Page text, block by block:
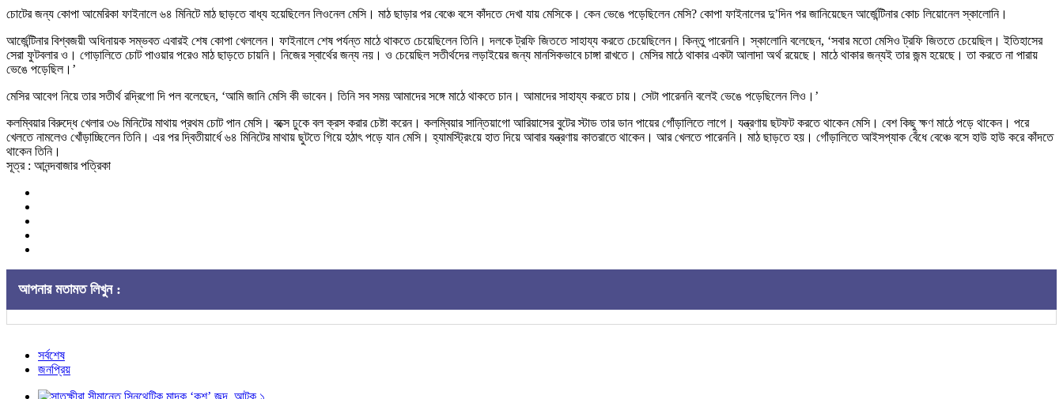
চোটের জন্য কোপা আমেরিকা ফাইনালে ৬৪ মিনিটে মাঠ ছাড়তে বাধ্য হয়েছিলেন লিওনেল মেসি। মাঠ ছাড়ার পর বেঞ্চে বসে কাঁদতে দেখা যায় মেসিকে। কেন ভেঙে পড়েছিলেন মেসি? কোপা ফাইনালের দু’দিন পর জানিয়েছেন আর্জেন্টিনার কোচ লিয়োনেল স্কালোনি।
আর্জেন্টিনার বিশ্বজয়ী অধিনায়ক সম্ভবত এবারই শেষ কোপা খেললেন। ফাইনালে শেষ পর্যন্ত মাঠে থাকতে চেয়েছিলেন তিনি। দলকে ট্রফি জিততে সাহায্য করতে চেয়েছিলেন। কিন্তু পারেননি। স্কালোনি বলেছেন, ‘সবার মতো মেসিও ট্রফি জিততে চেয়েছিল। ইতিহাসের
সেরা ফুটবলার ও। গোড়ালিতে চোট পাওয়ার পরেও মাঠ ছাড়তে চায়নি। নিজের স্বার্থের জন্য নয়। ও চেয়েছিল সতীর্থদের লড়াইয়ের জন্য মানসিকভাবে চাঙ্গা রাখতে। মেসির মাঠে থাকার একটা আলাদা অর্থ রয়েছে। মাঠে থাকার জন্যই তার জন্ম হয়েছে। তা করতে না পারায়
ভেঙে পড়েছিল।’
মেসির আবেগ নিয়ে তার সতীর্থ রদ্রিগো দি পল বলেছেন, ‘আমি জানি মেসি কী ভাবেন। তিনি সব সময় আমাদের সঙ্গে মাঠে থাকতে চান। আমাদের সাহায্য করতে চায়। সেটা পারেননি বলেই ভেঙে পড়েছিলেন লিও।’
কলম্বিয়ার বিরুদ্ধে খেলার ৩৬ মিনিটের মাথায় প্রথম চোট পান মেসি। বক্সে ঢুকে বল ক্রস করার চেষ্টা করেন। কলম্বিয়ার সান্তিয়াগো আরিয়াসের বুটের স্টাড তার ডান পায়ের গোঁড়ালিতে লাগে। যন্ত্রণায় ছটফট করতে থাকেন মেসি। বেশ কিছু ক্ষণ মাঠে পড়ে থাকেন। পরে
খেলতে নামলেও খোঁড়াচ্ছিলেন তিনি। এর পর দ্বিতীয়ার্ধে ৬৪ মিনিটের মাথায় ছুটতে গিয়ে হঠাৎ পড়ে যান মেসি। হ্যামস্ট্রিংয়ে হাত দিয়ে আবার যন্ত্রণায় কাতরাতে থাকেন। আর খেলতে পারেননি। মাঠ ছাড়তে হয়। গোঁড়ালিতে আইসপ্যাক বেঁধে বেঞ্চে বসে হাউ হাউ করে কাঁদতে
থাকেন তিনি।
সূত্র : আনন্দবাজার পত্রিকা
আপনার মতামত লিখুন :
সর্বশেষ
জনপ্রিয়